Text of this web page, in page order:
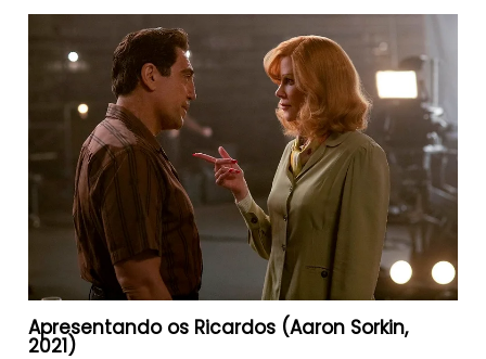
Apresentando os Ricardos (Aaron Sorkin,
2021)